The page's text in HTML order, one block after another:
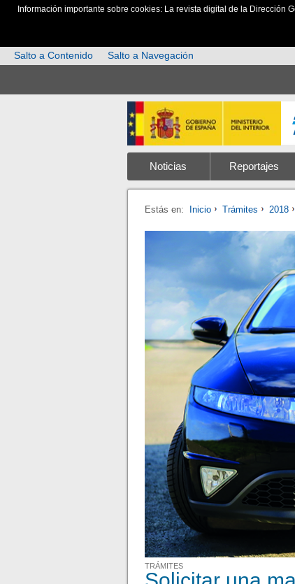
Información importante sobre cookies: La revista digital de la
Salto a Contenido
Salto a Navegación
Noticias Reportajes
Estás en: Inicio Trámites 2018
TRÁMITES